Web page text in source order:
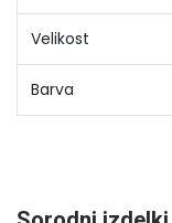
Velikost
Barva